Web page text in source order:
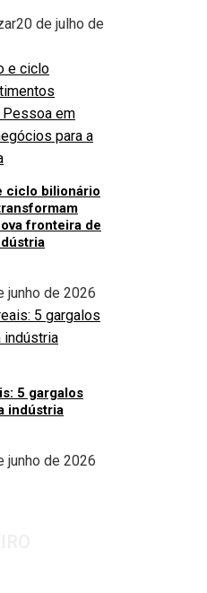
20 de julho de
ciclo bilionário
fronteira de
junho de 2026
5 gargalos
indústria
junho de 2026